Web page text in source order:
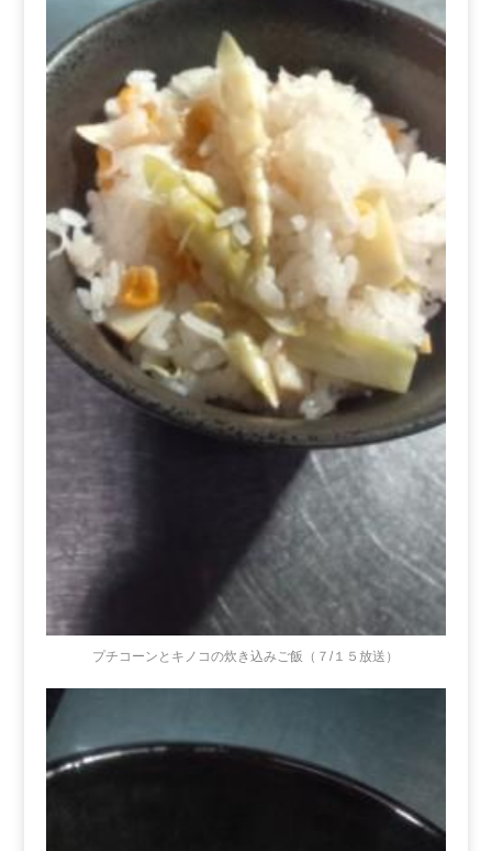
プチコーンとキノコの炊き込みご飯（７/１５放送）